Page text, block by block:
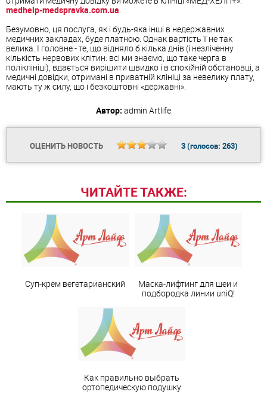
medhelp-medspravka.com.ua.
Безумовно, ця послуга, як і будь-яка інші в недержавних
медичних закладах, буде платною. Однак вартість її не так
велика. І головне - те, що відняло б кілька днів (і незліченну
кількість нервових клітин: всі ми знаємо, що таке черга в
поліклініці), вдається вирішити швидко і в спокійній обстановці, а
медичні довідки, отримані в приватній клініці за невелику плату,
мають ту ж силу, що і безкоштовні «державні».
Автор: admin Artlife
ОЦЕНИТЬ НОВОСТЬ 3(голосов: 263)
ЧИТАЙТЕ ТАКЖЕ:
Суп-крем вегетарианский
Маска-лифтинг для шеи и
подбородка линии uniQ!
Как правильно выбрать
ортопедическую подушку